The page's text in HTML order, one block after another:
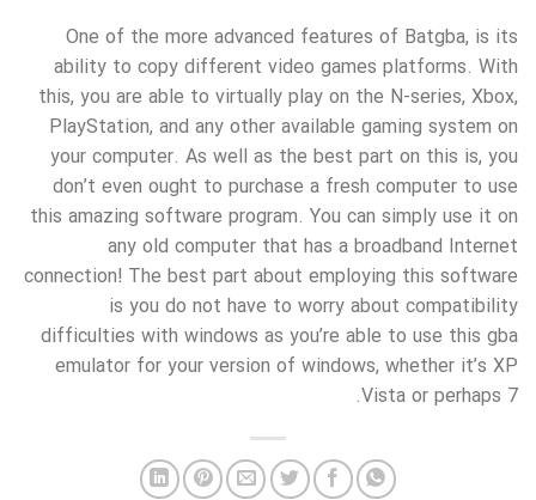
One of the more advanced features of Batgba, is its
ability to copy different video games platforms. With
this, you are able to virtually play on the N-series, Xbox,
PlayStation, and any other available gaming system on
your computer. As well as the best part on this is, you
don’t even ought to purchase a fresh computer to use
this amazing software program. You can simply use it on
any old computer that has a broadband Internet
connection! The best part about employing this software
is you do not have to worry about compatibility
difficulties with windows as you’re able to use this gba
emulator for your version of windows, whether it’s XP
Vista or perhaps 7.